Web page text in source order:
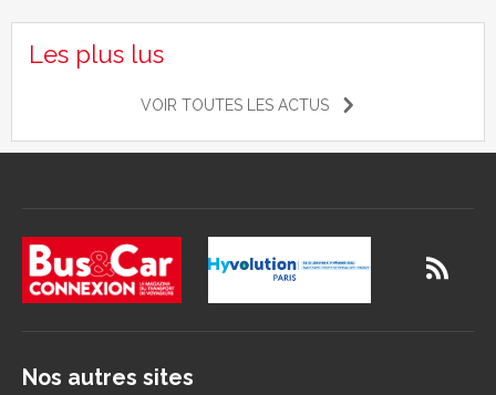
Les plus lus
VOIR TOUTES LES ACTUS
Nos autres sites